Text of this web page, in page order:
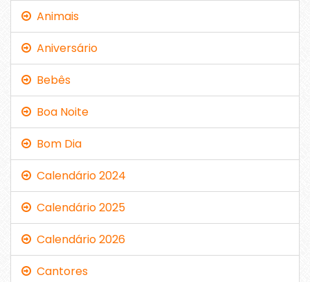
Animais
Aniversário
Bebês
Boa Noite
Bom Dia
Calendário 2024
Calendário 2025
Calendário 2026
Cantores